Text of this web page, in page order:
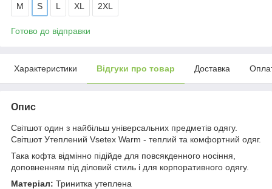
M S L XL 2XL
Готово до відправки
Характеристики Відгуки про товар Доставка
Опис
Світшот один з найбільш універсальних предметів одягу.
Світшот Утеплений Vsetex Warm - теплий та комфортний одяг.
Така кофта відмінно підійде для повсякденного носіння,
доповненням під діловий стиль і для корпоративного одягу.
Матеріал: Тринитка утеплена